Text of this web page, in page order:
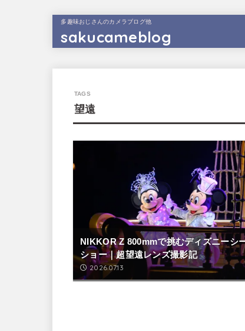
多趣味おじさんのカメラブログ他
sakucameblog
望遠
NIKKOR Z 800mmで挑むディズニーシ
ショー｜超望遠レンズ撮影記
2026.07.13